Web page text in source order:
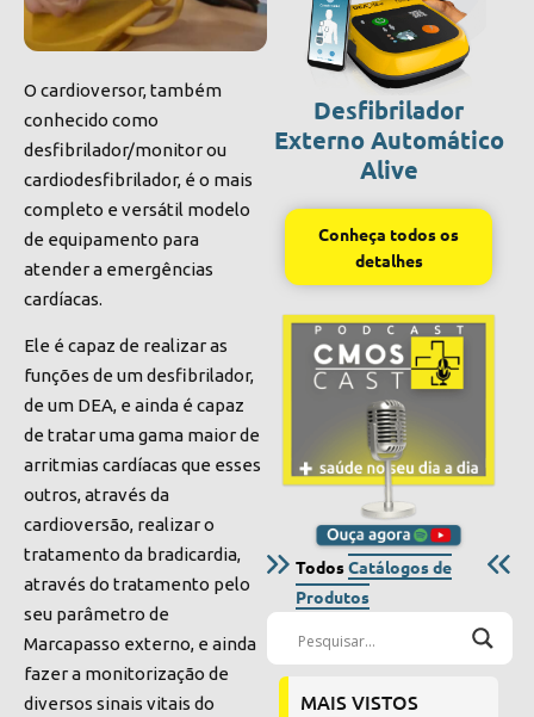
O cardioversor, também
conhecido como
desfibrilador/monitor ou
cardiodesfibrilador, é o mais
completo e versátil modelo
de equipamento para
atender a emergências
cardíacas.
Ele é capaz de realizar as
funções de um desfibrilador,
de um DEA, e ainda é capaz
de tratar uma gama maior de
arritmias cardíacas que esses
outros, através da
cardioversão, realizar o
tratamento da bradicardia,
através do tratamento pelo
seu parâmetro de
Marcapasso externo, e ainda
fazer a monitorização de
diversos sinais vitais do
Desfibrilador
Externo Automático
Alive
Conheça todos os
detalhes
TodosCatálogos de
Produtos
MAIS VISTOS